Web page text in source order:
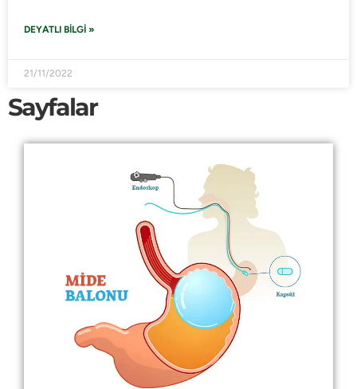
DEYATLI BILGI »
21/11/2022
Sayfalar